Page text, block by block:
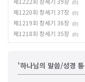
(0)
제1220회 창세기 37장 (0)
제1219회 창세기 36장 (0)
제1218회 창세기 35장 (0)
'하나님의 말씀/성경